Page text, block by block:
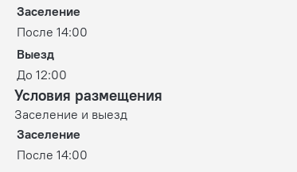
Заселение
После 14:00
Выезд
До 12:00
Условия размещения
Заселение и выезд
Заселение
После 14:00